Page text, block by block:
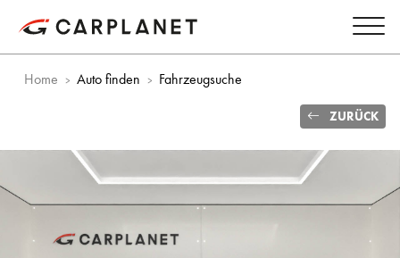
Home Auto finden Fahrzeugsuche
ZURÜCK